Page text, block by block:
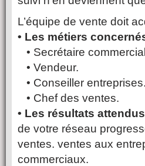
L’équipe de vente doit
• Les métiers
• Secrétaire
• Vendeur.
• Conseiller entreprises.
• Chef des ventes.
• Les résultats
de votre réseau
ventes. ventes aux
commerciaux.